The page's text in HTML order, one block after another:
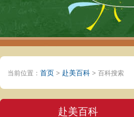
当前位置： 首页 > 赴美百科 > 百科搜索
赴美百科